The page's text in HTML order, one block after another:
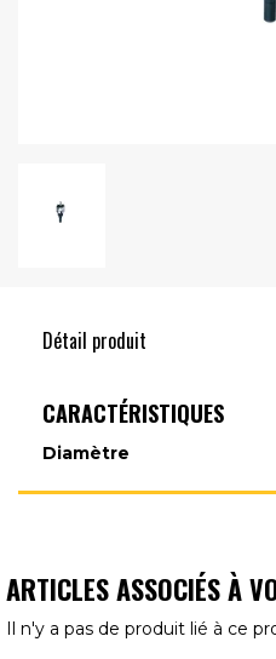
Détail produit
CARACTÉRISTIQUES
Diamètre
ARTICLES ASSOCIÉS À
Il n'y a pas de produit lié à ce